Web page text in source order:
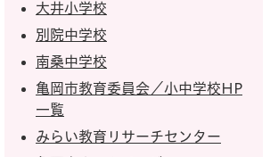
大井小学校
別院中学校
南桑中学校
亀岡市教育委員会／小中学校HP
一覧
みらい教育リサーチセンター